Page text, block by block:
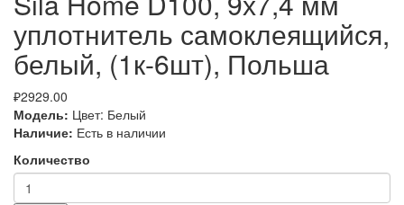
уплотнитель самоклеящийся,
белый, (1к-6шт), Польша
₽2929.00
Модель: Цвет: Белый
Наличие: Есть в наличии
Количество